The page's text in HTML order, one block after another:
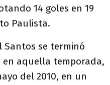
14 goles en 19
Paulista.
Santos se terminó
en aquella temporada,
del 2010, en un